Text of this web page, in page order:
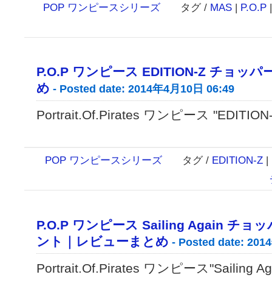
POP ワンピースシリーズ タグ / MAS | P.O.P
P.O.P ワンピース EDITION-Z チョッパ
め - Posted date: 2014年4月10日 06:49
Portrait.Of.Pirates ワンピース
POP ワンピースシリーズ タグ / EDITION-Z |
P.O.P ワンピース Sailing Again チョッ
ント｜レビューまとめ - Posted date:
Portrait.Of.Pirates ワンピース"Sailing